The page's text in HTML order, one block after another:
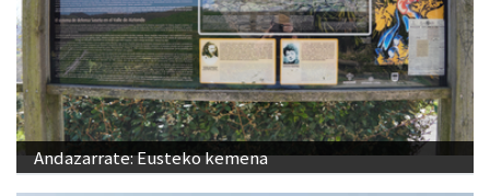
Andazarrate: Eusteko kemena